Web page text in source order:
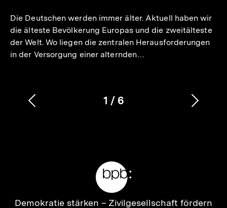
Die Deutschen werden immer älter. Aktuell haben wir
die älteste Bevölkerung Europas und die zweitälteste
der Welt. Wo liegen die zentralen Herausforderungen
in der Versorgung einer alternden…
Karussellinhalt
1
von
/ 6
Vorherigen
Zur
Demokratie stärken – Zivilgesellschaft fördern